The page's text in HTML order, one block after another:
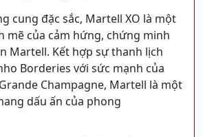
cung đặc sắc, Martell XO là một
mẽ của cảm hứng, chứng minh
Martell. Kết hợp sự thanh lịch
Borderies với sức mạnh của
Champagne, Martell là một
dấu ấn của phong